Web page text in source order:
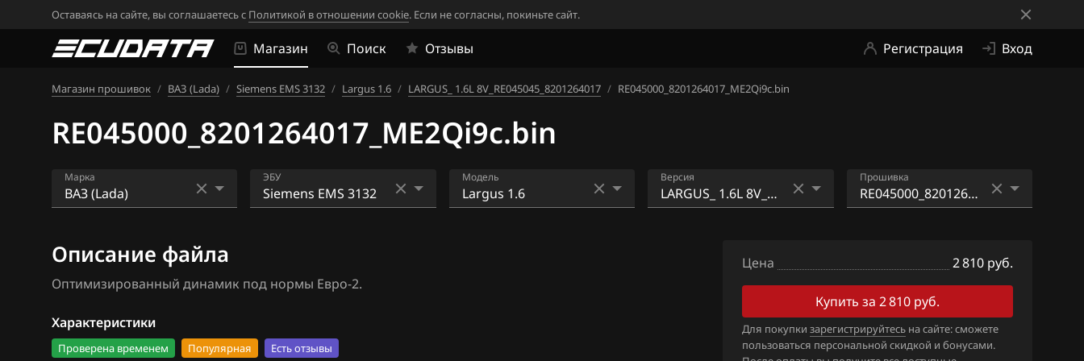
Оставаясь на сайте, вы соглашаетесь с Политикой в отношении cookie. Если не согласны, покиньте сайт.
Магазин Поиск Отзывы Регистрация Вход
Магазин прошивок / ВАЗ (Lada) / Siemens EMS 3132 / Largus 1.6 / LARGUS_ 1.6L 8V_RE045045_8201264017 / RE045000_8201264017_ME2Qi9c.bin
RE045000_8201264017_ME2Qi9c.bin
Марка
Alfa Romeo
ATLAS
Audi
BAIC
ЭБУ
Bosch MP7.0H
Siemens EMS 3125
Модель Версия
8V_RE045045_820126401
Прошивка
8201264017_ME4C.bin
RE045000_233045AA_820
1264017_SE4.bin
RE045000_8201264017_
Описание файла
Оптимизированный динамик под нормы Евро-2.
Характеристики
Проверена временем Популярная Есть отзывы
Цена 2 810 руб.
Купить за 2 810 руб.
Для покупки зарегистрируйтесь на сайте: сможете
пользоваться персональной скидкой и бонусами.